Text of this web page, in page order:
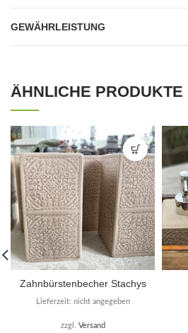
GEWÄHRLEISTUNG
ÄHNLICHE PRODUKTE
Zahnbürstenbecher Stachys
zzgl. Versand
Lieferzeit: nicht angegeben